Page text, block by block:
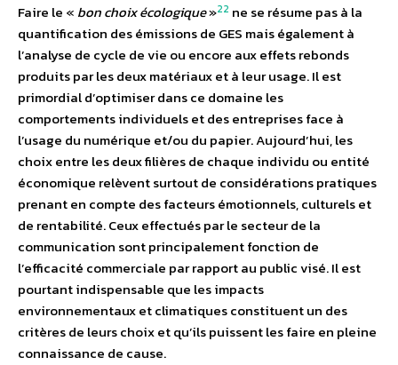
Faire le « bon choix écologique»22 ne se résume pas à la
quantification des émissions de GES mais également à
l’analyse de cycle de vie ou encore aux effets rebonds
produits par les deux matériaux et à leur usage. Il est
primordial d’optimiser dans ce domaine les
comportements individuels et des entreprises face à
l’usage du numérique et/ou du papier. Aujourd’hui, les
choix entre les deux filières de chaque individu ou entité
économique relèvent surtout de considérations pratiques
prenant en compte des facteurs émotionnels, culturels et
de rentabilité. Ceux effectués par le secteur de la
communication sont principalement fonction de
l’efficacité commerciale par rapport au public visé. Il est
pourtant indispensable que les impacts
environnementaux et climatiques constituent un des
critères de leurs choix et qu’ils puissent les faire en pleine
connaissance de cause.